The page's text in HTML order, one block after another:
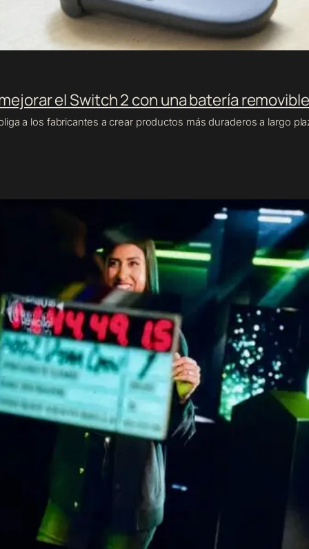
el Switch 2 con una batería removible
a los fabricantes a crear productos más duraderos a largo